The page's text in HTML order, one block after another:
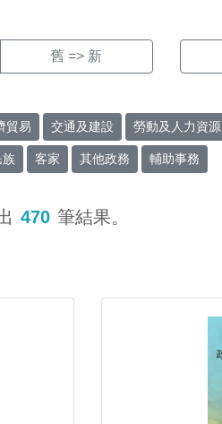
舊 => 新
貿易 交通及建設 勞動及人力資源
族 客家 其他政務 輔助事務
470 筆結果。